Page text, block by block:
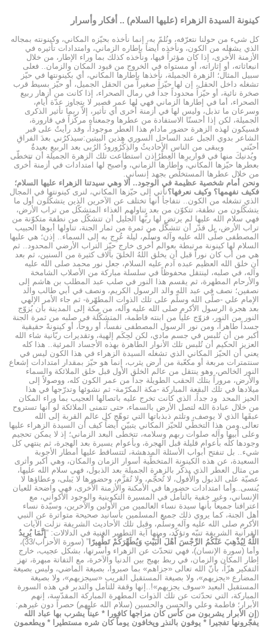
كينونة السيدة الزهراء (عليها السلام) .. أفكار وأسرار
كل شيء من حولنا نتعرّفه، ونُلمّ به، إنما نأخذه بحيّزه المكاني، وكينونته بمجاله
الذي يشغله من الكون، ونأخذه أيضاً بإطاره الزماني، وامتدادات تأثيره في
الأزمنة الأُخرى، إذا كان مؤثراً فيها، ونأخذه كذلك بما وراء الإطار، من خلال
انبعاثاته، أو إثاراته، أو مستواه في الخروج من قيود المكان والزمان.. فعلى
سبيل المثال؛ الزهرة الجميلة، نأخذها بإطارها المكاني، أي بكينونتها في حيّز
تشغله داخل الحقل، إن لها حيّزاً صغيراً من الحقل الجميل، أو حيّز بسيط قرب
صخرة نائية، أو حيّزاً محدوداً جداً في رمال الصحراء، إذا كانت من أزهار ربيع
الصحراء، أما في إطارها الزماني فهي لها عمر قصير لا يتجاوز عدّة أيام،
وسرعان ما تذبل، وليس لها في أزمنة أُخرى أي تأثير، إلاّ ربما تأثير الذكرى
الجميلة، لكن إذا أحسنّا الاستفادة من عطرها وجمعناه مركّزاً في قارورة،
فسيكون لهذه الزهرة حضور مادام هذا العطر موجوداً، وقد رأيتُ على قبر
الشاعر بدوي الجبل عند الساحل السوري هذين البيتين:سيذكرُني بعدَ الفراقِ
أحبّتي ويبقى من الناس الأحاديثُ والذِكْرُورودُ الرُبى بعد الربيعِ بعيدةٌ
ويُدنيكَ منها في قواريرِها العِطْرُإذن استطاعت تلك الزهرة الجميلة أن تتخطّى
بعطرها حيّزها المكاني، وإطارها الزماني، وأصبح لها امتدادات في أزمنة أُخرى
من خلال عطرها المستخلَص بجهد إنساني.
ونحن أمام شخصية عظيمة في الوجود.. ألا وهي سيدتنا الزهراء عليها السلام؛
فكيف نفهمها؟ وكيف نعرفها؟نأتي إلى حيّزها المكاني، لنرى كينونتها في المجال
الذي تشغله من الكون.. نتفاجأ أنها تختلف عن الآخرين الذين يتشكّلون أول ما
يتشكّلون من نطفة، تتكوّن من بعد تناولهم الغذاء المتشكّل من تراب الأرض،
فهي سلام الله عليها لم يرتضِ لها ربُّها الجليل أن تتشكّل من نطفة متكوّنة من
تراب الأرض، بل قدّر أن تتشكّل من ثمرة من ثمار الجنة، تناولها أبوها الحبيب
المصطفى صلّى الله عليه وآله وسلّم، ليلة عُرِج به إلى السماء.. إذن؛ هي عليها
السلام لها كينونة مرتبطة بعوالم أُخرى خارج حيّز التراب الأرضي المحدود.. ثم
هي من أب كان نوراً قبل أن يخلق اللهُ الخلقَ بآلاف كثيرة من السنين، ثم بعد
أن خلق الله العظيم عبده آدم عليه السلام، جعل نور محمد صلى الله عليه
وآله، في صلبه، لينتقل محفوظاً في سلسلة مباركة من الأصلاب الشامخة
والأرحام المطهرة، ثم يقسم هذا النور في صلب عبد المطلب بن هاشم إلى
نصفين؛ نصف في عبد الله والد الرسول الكريم، ونصف في أبي طالب والد
الإمام علي -صلّى الله وسلّم على تلك الذوات المطهّرة- ثم جاء الأمر الإلهي
بعد هجرة الرسول الأكرم صلى الله عليه وآله، من مكة إلى المدينة بأن يُزوّج
النور من النور، فزوّج علياً من ابنته فاطمة، المتشكّلة في صلبه من ثمرة الجنة
جسداً طاهراً، ومن نور الرسول المصطفى نفساً، أو روحاً، أو كينونةً حقيقية
أكبر من أن تُلبس في جسم مادي، لكن لحِكَم إلهية، وتقديرات ربّانية شاء الله
العزيز الحكيم أن تُلبس تلك الأنوار الطاهرة بهذه الأجساد المرئية.. هذا كله
يعني أن الحيّز المكاني الذي تشغله السيدة الزهراء في هذا الكون ليس في
سنتمترات مربعة أو مكعّبة من أرض يثرب، إنما هو حيّز بمقدار امتدادات إشعاع
النور الخالص، وهو ينتقل من عالم الخلق الأول قبل خلق الملائكة والسماء
والأرض، مروراً بتلك الحقب الطويلة جداً من عمر الكون كله، ووصولاً إلى
ميلادها في تلك البقعة المباركة -مكة المكرّمة- ثم نشوئها وتدرّجها في هذا
الحيز المحد ود جداً، الذي كانت تخرج عليه باتصالها العجيب بما وراء المكان
من خلال عبادة الله لتصل الأرض بالسماء، حتى تتمنى الملائكة لو أنها تستروح
عبقَها الذي لا يوصف، وتلثم ذبذباتها التي توهّج كل عالم القربة إلى الله
تعالى.ومن هذا التخطّي للحيّز المكاني يتبيّن أيضاً كيف أن السيدة الزهراء عليها
وعلى أبيها وآله صلوات ربهم وسلامه، تتخطّى البعد الزماني؛ إذ لا يمكن تحجيم
وجودها كلّه بأعوام قليلة قبل الهجرة، وبأعوام يسيرة بعد الهجرة، ثم ينتهي كل
شيء.. بل تنفتح أبواب الأسئلة المدهشة، لتتساقط عليها أمطار الأجوبة
السعيدة، عن هذه الكينونة المتخطّية أسوار الزمان والمكان، وهي أكبر وأثرى
من مثال العطر الذي يذكّر بالزهرة الجميلة بعد الذبول، فهي سلام الله عليها،
عصيّة على الذبول والأُفول، لا تُحجَّم، ولا تُقزَّم، وحضورها لا يَبلى، وعطاؤها لا
يُنسى..وأما امتدادات حضورها في الأمكنة والأزمنة الأُخرى، فهي واضحة للعيان
الإنساني، وغير خفية بالتأمل في المسيرة التكوينية والوجود الأكواني، مع
اعترافنا جميعاً بأنها سيدة نساء العالمين من الأولين والآخرين، وسيّدة نساء
أهل الجنة، كما يروي ذلك جميع المسلمين بأسانيد صحيحة متواترة عن النبي
الأكرم صلى الله عليه وآله وسلّم، وقبل تلك الأحاديث الشريفة نزلت الآيات
القرآنية الشريفة تنبّه وتؤكّد، ومنها آية التطهير الغنية في الدلالات: “ إِنَّمَا يُرِيدُ
اللَّهُ لِيُذْهِبَ عَنْكُمُ الرِّجْسَ أَهْلَ الْبَيْتِ وَيُطَهِّرَكُمْ تَطْهِيرًا
” (سورة الأحزاب/33)،
وأما (سورة الإنسان)، فهي تتحدّث عن الزهراء وأُسرتها، بشكل عجيب، خارج
إطار المكان والزمان، في ربط بهيج بين الدنيا والآخرة، مع التفاتة مبهرة، تهز
التفكير هزّاً، بأنّ الله تعالى «جزاهم» بما صبروا، بصيغة الماضي، وليس بصيغة
المضارع «يجزيهم»، ولا بصيغة المستقبل القريب «سيجزيهم»، ولا بصيغة
المستقبل البعيد «سوف يجزيهم»!..إنها وقفة للتأمل والتدبر في هذه السورة
المباركة، التي تحدّثت عن تلك الذوات المطهرة المباركة المقدّسة، إنهم
الأبرار؛ فاطمة وعلي والحسن والحسين (سلام الله عليهم) حصراً دون غيرهم:
( إن الأبرار يشربون من كأس كان مزاجها كافورا * عيناً يشرب بها عباد الله
يفجّرونها تفجيرا * يوفون بالنذر ويخافون يوماً كان شره مستطيرا * ويطعمون